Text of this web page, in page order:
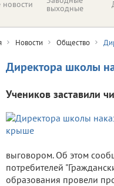
новости выходные
Новости Общество
Директора школы
Учеников заставили
выговором. Об этом
потребителей
образования провели